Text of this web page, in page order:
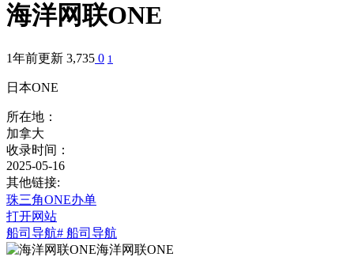
海洋网联ONE
1年前更新 3,735 0 1
日本ONE
所在地：
加拿大
收录时间：
2025-05-16
其他链接:
珠三角ONE办单
打开网站
船司导航# 船司导航
海洋网联ONE